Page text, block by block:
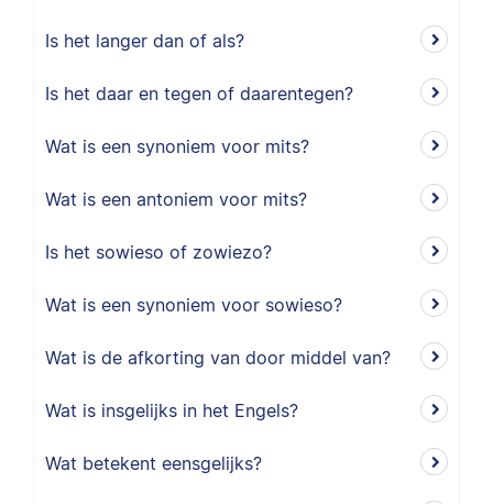
Is het langer dan of als?
Is het daar en tegen of daarentegen?
Wat is een synoniem voor mits?
Wat is een antoniem voor mits?
Is het sowieso of zowiezo?
Wat is een synoniem voor sowieso?
Wat is de afkorting van door middel van?
Wat is insgelijks in het Engels?
Wat betekent eensgelijks?